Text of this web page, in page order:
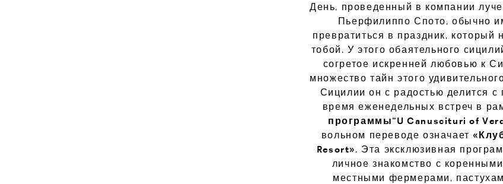
День, проведенный в компании
Пьерфилиппо Спото, обычно
превратиться в праздник, который
тобой. У этого обаятельного
согретое искренней любовью к
множество тайн этого
Сицилии он с радостью делится с
время еженедельных встреч в
программы“U Canuscituri of
вольном переводе означает
Resort». Эта эксклюзивная
личное знакомство с
местными фермерами,